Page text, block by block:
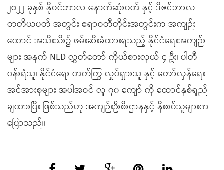
၂၀၂၂ ခုနှစ် နိုဝင်ဘာလ နောက်ဆုံးပတ် နှင့် ဒီဇင်ဘာလ
တတိယပတ် အတွင်း ဧရာဝတီတိုင်းအတွင်းက အကျဉ်း
ထောင် အသီးသီး၌ ဖမ်းဆီးခံထားရသည့် နိုင်ငံရေးအကျဉ်း
များ အနက် NLD လွှတ်တော် ကိုယ်စားလှယ် ၄ ဦး၊ ပါတီ
ဝန်းရံသူ၊ နိုင်ငံရေး တက်ကြွ လှုပ်ရှားသူ နှင့် တော်လှန်ရေး
အင်အားစုများ အပါအဝင် လူ ၇၀ ကျော် ကို ထောင်နှစ်ရှည်
ချထားပြီး ဖြစ်သည်ဟု အကျဉ်းဦးစီးဌာနနှင့် နီးစပ်သူများက
ပြောသည်။